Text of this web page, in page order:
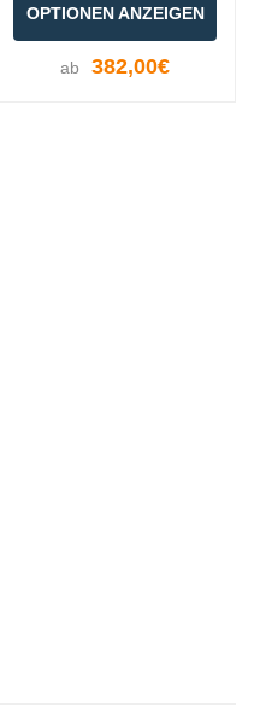
OPTIONEN ANZEIGEN
ab 382,00€